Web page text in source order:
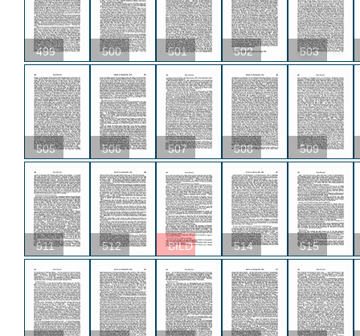
499 500 501 502 503
505 506 507 508 509
511 512 BILD 514 515